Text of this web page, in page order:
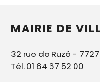
MAIRIE DE
32 rue de Ruzé -
Tél. 01 64 67 52 00